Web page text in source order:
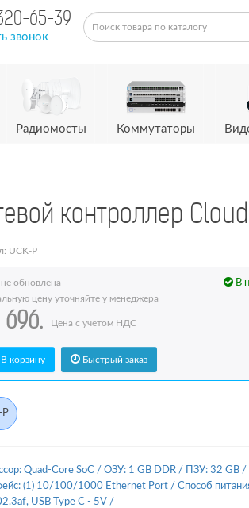
65-39
звонок
Радиомосты Коммутаторы
контроллер
UCK-P
В
обновлена
цену уточняйте у менеджера
Цена с учетом НДС
корзину Быстрый заказ
P
Quad-Core SoC/ ОЗУ: 1 GB DDR/ ПЗУ: 32 GB/
(1) 10/100/1000 Ethernet Port/ Способ
USB Type C - 5V/